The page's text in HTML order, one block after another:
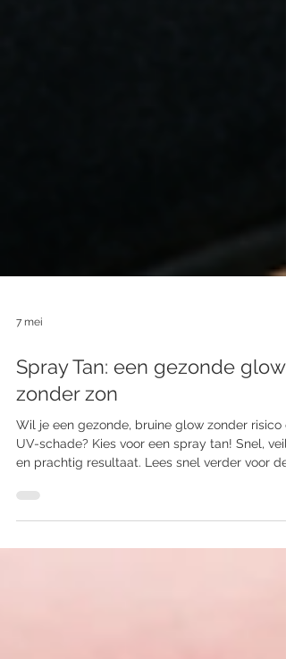
7 mei
Spray Tan: een gezonde glow
zonder zon
Wil je een gezonde, bruine glow zonder risico
UV-schade? Kies voor een spray tan! Snel,